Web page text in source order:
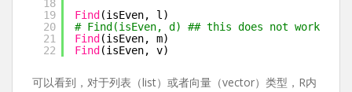
18
19
20
21
22
Find (isEven, l)
# Find(isEven, d) ## this does not work
Find (isEven, m)
Find (isEven, v)
可以看到，对于列表（list）或者向量（vector）类型，R内